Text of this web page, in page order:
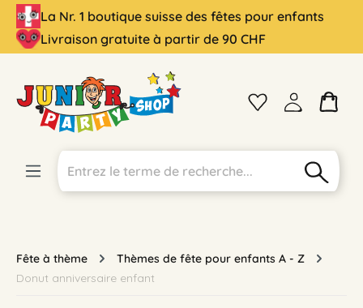
principal
La Nr. 1 boutique suisse des fêtes pour enfants
Livraison gratuite à partir de 90 CHF
Fête à thème
Thèmes de fête pour enfants A - Z
Donut anniversaire enfant